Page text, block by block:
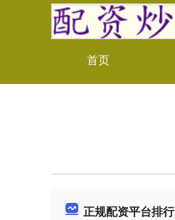
首页
正规配资平台排行